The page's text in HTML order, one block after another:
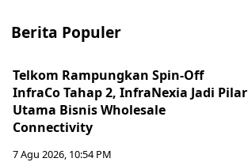
Berita Populer
Telkom Rampungkan Spin-Off
InfraCo Tahap 2, InfraNexia Jadi Pilar
Utama Bisnis Wholesale
Connectivity
7 Agu 2026, 10:54 PM